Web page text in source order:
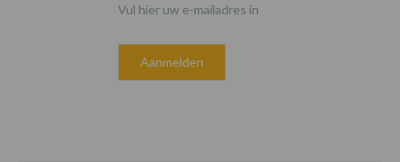
Vul hier uw e-mailadres in